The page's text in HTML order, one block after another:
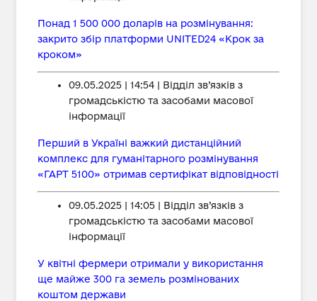
Понад 1 500 000 доларів на розмінування:
закрито збір платформи UNITED24 «Крок за
кроком»
09.05.2025 | 14:54 | Відділ зв’язків з
громадськістю та засобами масової
інформації
Перший в Україні важкий дистанційний
комплекс для гуманітарного розмінування
«ГАРТ 5100» отримав сертифікат відповідності
09.05.2025 | 14:05 | Відділ зв’язків з
громадськістю та засобами масової
інформації
У квітні фермери отримали у використання
ще майже 300 га земель розмінованих
коштом держави